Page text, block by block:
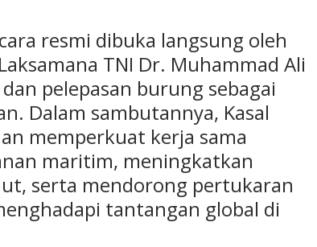
resmi dibuka langsung oleh
TNI Dr. Muhammad Ali
pelepasan burung sebagai
Dalam sambutannya, Kasal
memperkuat kerja sama
maritim, meningkatkan
serta mendorong pertukaran
tantangan global di